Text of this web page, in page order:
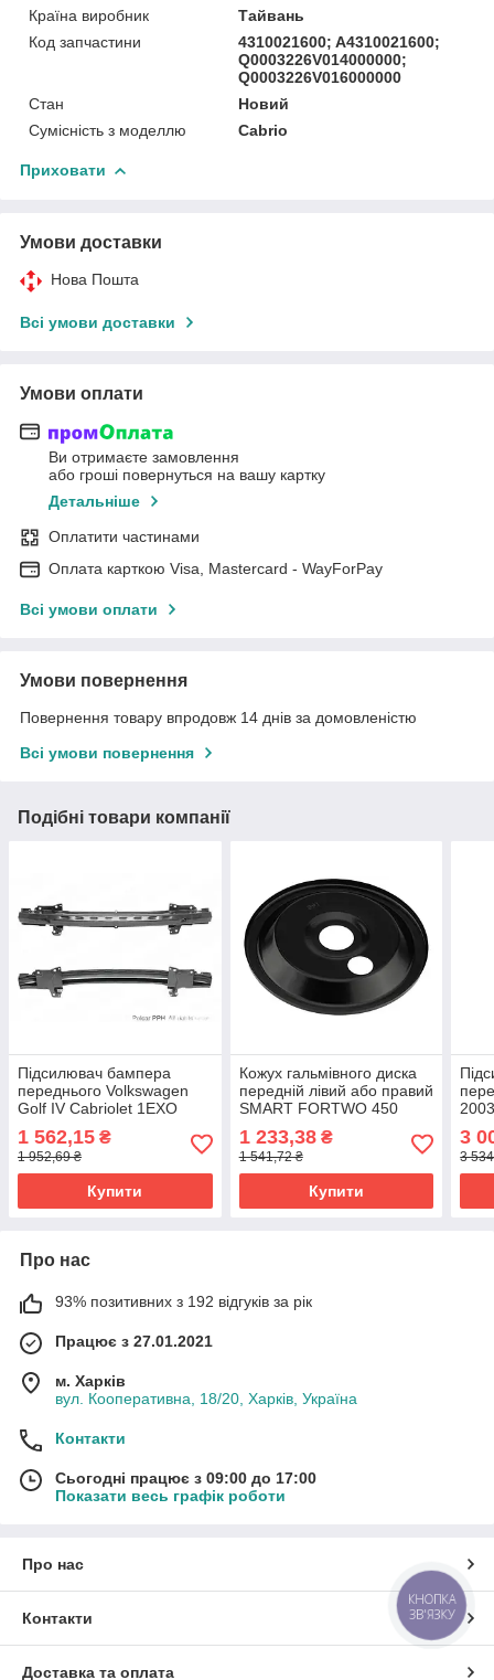
Країна виробник
Тайвань
Код запчастини
4310021600; A4310021600;
Q0003226V014000000;
Q0003226V016000000
Стан
Новий
Сумісність з моделлю
Cabrio
Приховати
Умови доставки
Нова Пошта
Всі умови доставки
Умови оплати
Ви отримаєте замовлення
або гроші повернуться на вашу картку
Детальніше
Оплатити частинами
Оплата карткою Visa, Mastercard - WayForPay
Всі умови оплати
Умови повернення
Повернення товару впродовж 14 днів за домовленістю
Всі умови повернення
Подібні товари компанії
Підсилювач бампера
переднього Volkswagen
Golf IV Cabriolet 1EXO
1 562,15 ₴
1 952,69 ₴
Купити
Кожух гальмівного диска
передній лівий або правий
SMART FORTWO 450
Q0003855V006000000
1 233,38₴
1 541,72 ₴
Купити
3
3
Про нас
93% позитивних з 192 відгуків за рік
Працює з 27.01.2021
м. Харків
вул. Кооперативна, 18/20, Харків, Україна
Контакти
Сьогодні працює з 09:00 до 17:00
Показати весь графік роботи
Про нас
Контакти
Доставка та оплата
КНОПКА
ЗВ'ЯЗКУ